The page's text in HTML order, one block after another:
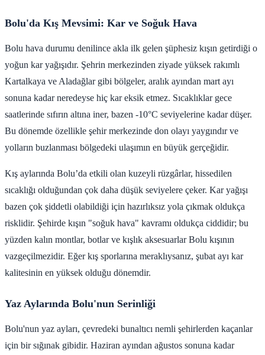
Bolu'da Kış Mevsimi: Kar ve Soğuk Hava
Bolu hava durumu denilince akla ilk gelen şüphesiz kışın getirdiği o
yoğun kar yağışıdır. Şehrin merkezinden ziyade yüksek rakımlı
Kartalkaya ve Aladağlar gibi bölgeler, aralık ayından mart ayı
sonuna kadar neredeyse hiç kar eksik etmez. Sıcaklıklar gece
saatlerinde sıfırın altına iner, bazen -10°C seviyelerine kadar düşer.
Bu dönemde özellikle şehir merkezinde don olayı yaygındır ve
yolların buzlanması bölgedeki ulaşımın en büyük gerçeğidir.
Kış aylarında Bolu’da etkili olan kuzeyli rüzgârlar, hissedilen
sıcaklığı olduğundan çok daha düşük seviyelere çeker. Kar yağışı
bazen çok şiddetli olabildiği için hazırlıksız yola çıkmak oldukça
risklidir. Şehirde kışın "soğuk hava" kavramı oldukça ciddidir; bu
yüzden kalın montlar, botlar ve kışlık aksesuarlar Bolu kışının
vazgeçilmezidir. Eğer kış sporlarına meraklıysanız, şubat ayı kar
kalitesinin en yüksek olduğu dönemdir.
Yaz Aylarında Bolu'nun Serinliği
Bolu'nun yaz ayları, çevredeki bunaltıcı nemli şehirlerden kaçanlar
için bir sığınak gibidir. Haziran ayından ağustos sonuna kadar